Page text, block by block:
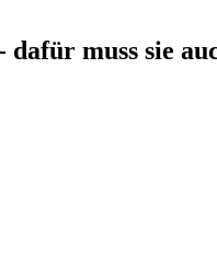
muss sie